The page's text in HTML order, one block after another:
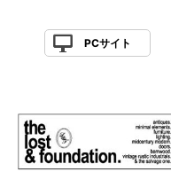
PCサイト